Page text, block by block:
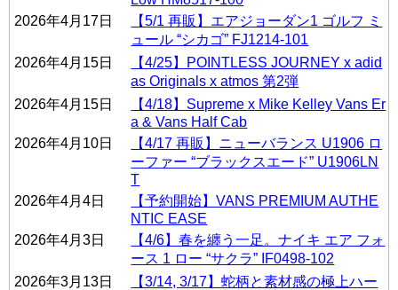
2026年4月17日
【5/1 再販】エアジョーダン1 ゴルフ ミ
ュール “シカゴ” FJ1214-101
2026年4月15日
【4/25】POINTLESS JOURNEY x adid
as Originals x atmos 第2弾
2026年4月15日
【4/18】Supreme x Mike Kelley Vans Er
a & Vans Half Cab
2026年4月10日
【4/17 再販】ニューバランス U1906 ロ
ーファー “ブラックスエード” U1906LN
T
2026年4月4日
【予約開始】VANS PREMIUM AUTHE
NTIC EASE
2026年4月3日
【4/6】春を纏う一足。ナイキ エア フォ
ース 1 ロー “サクラ” IF0498-102
2026年3月13日
【3/14, 3/17】蛇柄と素材感の極上ハー